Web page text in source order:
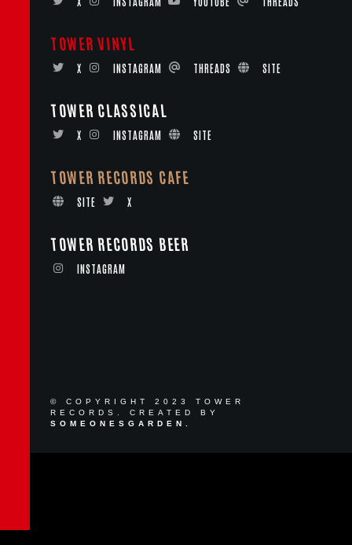
TOWER VINYL
X INSTAGRAM THREADS SITE
TOWER CLASSICAL
X INSTAGRAM SITE
TOWER RECORDS CAFE
SITE X
TOWER RECORDS BEER
INSTAGRAM
© COPYRIGHT 2023 TOWER
RECORDS. CREATED BY
SOMEONESGARDEN.